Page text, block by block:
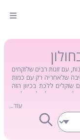
עם זוגות רבים שלוקחים
שלאחריה רק עם כמות
ללכת בכיוון הזה
– תרשו לנו לעזור לכם.
החיפושים שלהם למהיר
נמצאים. כאן מטה תוכלו
והסביבה שיאפשרו
על כל עסק תוכלו
לכם אירוע של
עוד...